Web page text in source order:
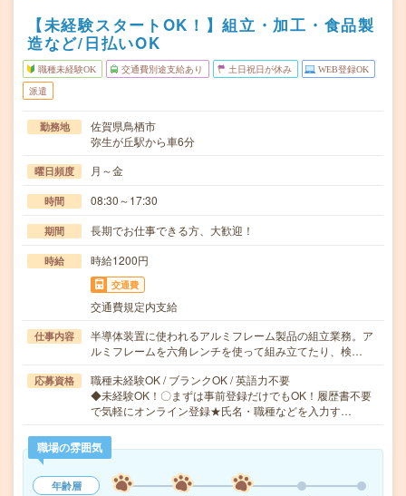
【未経験スタートOK！】組立・加工・食品製
造など/日払いOK
職種未経験OK 交通費別途支給あり 土日祝日が休み WEB登録OK
派遣
勤務地
佐賀県鳥栖市
弥生が丘駅から車6分
曜日頻度 月～金
時間 08:30～17:30
期間 長期でお仕事できる方、大歓迎！
時給 時給1200円
交通費
交通費規定内支給
仕事内容
半導体装置に使われるアルミフレーム製品の組立業務。ア
ルミフレームを六角レンチを使って組み立てたり、検…
応募資格
職種未経験OK / ブランクOK / 英語力不要
◆未経験OK！〇まずは事前登録だけでもOK！履歴書不要
で気軽にオンライン登録★氏名・職種などを入力す…
職場の雰囲気
年齢層